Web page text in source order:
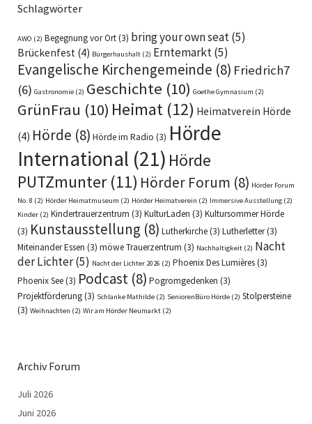
Schlagwörter
AWO (2) Begegnung vor Ort(3) bring your own seat(5)
Brückenfest (4) Bürgerhaushalt (2) Erntemarkt(5)
Evangelische Kirchengemeinde (8) Friedrich7
(6) Gastronomie (2) Geschichte (10) Goethe Gymnasium (2)
GrünFrau (10) Heimat (12) Heimatverein Hörde
(4) Hörde (8) Hörde im Radio (3) Hörde
International (21) Hörde
PUTZmunter(11) Hörder Forum (8) Hörder Forum
No. 8 (2) Hörder Heimatmuseum (2) Hörder Heimatverein (2) Immersive Ausstellung (2)
Kinder (2) Kindertrauerzentrum (3) KulturLaden (3) Kultursommer Hörde
(3) Kunstausstellung (8) Lutherkirche(3) Lutherletter(3)
Miteinander Essen (3) möwe Trauerzentrum (3) Nachhaltigkeit (2) Nacht
der Lichter(5) Nacht der Lichter 2026 (2) Phoenix Des Lumières(3)
Phoenix See(3) Podcast (8) Pogromgedenken (3)
Projektförderung(3) Schlanke Mathilde (2) SeniorenBüro Hörde (2) Stolpersteine
(3) Weihnachten (2) Wir am Hörder Neumarkt (2)
Archiv Forum
Juli 2026
Juni 2026